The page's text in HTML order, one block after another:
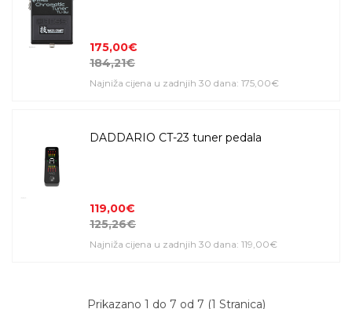
175,00€
184,21€
Najniža cijena u zadnjih 30 dana: 175,00€
DADDARIO CT-23 tuner pedala
119,00€
125,26€
Najniža cijena u zadnjih 30 dana: 119,00€
Prikazano 1 do 7 od 7 (1 Stranica)